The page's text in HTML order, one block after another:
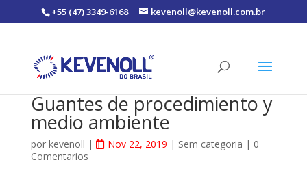
+55 (47) 3349-6168 kevenoll@kevenoll.com.br
Guantes de procedimiento y
medio ambiente
por kevenoll | Nov 22, 2019 | Sem categoria | 0
Comentarios